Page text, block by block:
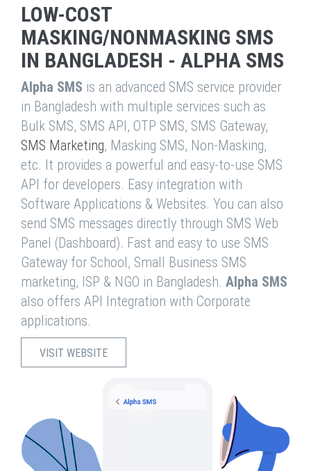
LOW-COST
MASKING/NONMASKING SMS
IN BANGLADESH - ALPHA SMS
Alpha SMS is an advanced SMS service provider
in Bangladesh with multiple services such as
Bulk SMS, SMS API, OTP SMS, SMS Gateway,
SMS Marketing, Masking SMS, Non-Masking,
etc. It provides a powerful and easy-to-use SMS
API for developers. Easy integration with
Software Applications & Websites. You can also
send SMS messages directly through SMS Web
Panel (Dashboard). Fast and easy to use SMS
Gateway for School, Small Business SMS
marketing, ISP & NGO in Bangladesh. Alpha SMS
also offers API Integration with Corporate
applications.
VISIT WEBSITE